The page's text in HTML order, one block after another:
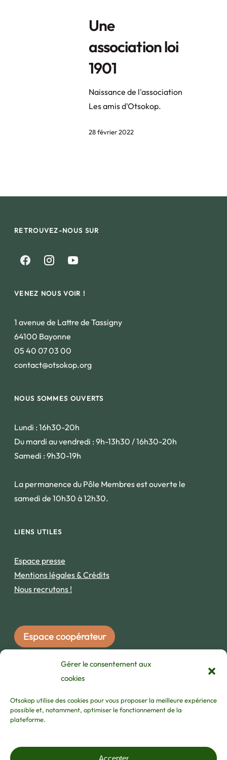
Gérer le consentement aux
cookies
Otsokop utilise des cookies pour vous proposer la meilleure expérience
possible et, notamment, optimiser le fonctionnement de la
plateforme.
Accepter
Une
association loi
1901
Naissance de l'association
Les amis d'Otsokop.
28 février 2022
RETROUVEZ-NOUS SUR
VENEZ NOUS VOIR !
1 avenue de Lattre de Tassigny
64100 Bayonne
05 40 07 03 00
contact@otsokop.org
NOUS SOMMES OUVERTS
Lundi : 16h30-20h
Du mardi au vendredi : 9h-13h30 / 16h30-20h
Samedi : 9h30-19h
La permanence du Pôle Membres est ouverte le
samedi de 10h30 à 12h30.
LIENS UTILES
Espace presse
Mentions légales & Crédits
Nous recrutons !
Espace coopérateur
INSCRIVEZ-VOUS À NOTRE NEWSLETTER !